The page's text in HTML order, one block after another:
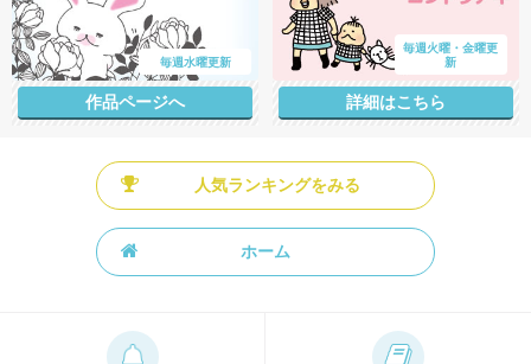
毎週水曜更新
作品ページへ
毎週火曜・金曜更
新
詳細はこちら
人気ランキングをみる
ホーム